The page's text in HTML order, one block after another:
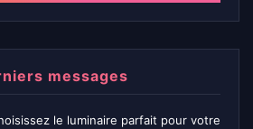
messages
le luminaire parfait pour votre